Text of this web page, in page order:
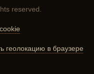
reserved.
геолокацию в браузере